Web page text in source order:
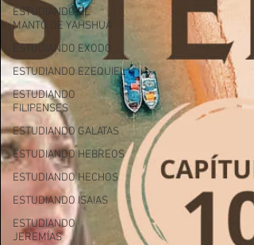
ESTUDIANDO EL
MANTO DE YAHSHUA
ESTUDIANDO EXODO
ESTUDIANDO EZEQUIEL
ESTUDIANDO
FILIPENSES
ESTUDIANDO GALATAS
ESTUDIANDO HEBREOS
ESTUDIANDO HECHOS
ESTUDIANDO ISAIAS
ESTUDIANDO
JEREMÍAS